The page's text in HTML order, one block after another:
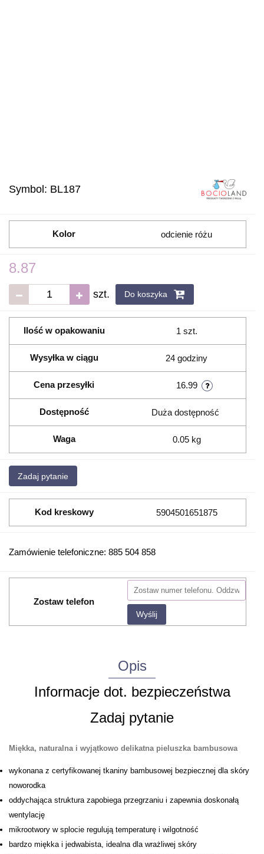
Symbol: BL187
Kolor odcienie różu
8.87
szt. Do koszyka
Ilość w opakowaniu 1 szt.
Wysyłka w ciągu 24 godziny
Cena przesyłki 16.99
Dostępność Duża dostępność
Waga 0.05 kg
Zadaj pytanie
Kod kreskowy 5904501651875
Zamówienie telefoniczne: 885 504 858
Zostaw telefon
Wyślij
Opis
Informacje dot. bezpieczeństwa
Zadaj pytanie
Miękka, naturalna i wyjątkowo delikatna pieluszka bambusowa
wykonana z certyfikowanej tkaniny bambusowej bezpiecznej dla skóry
noworodka
oddychająca struktura zapobiega przegrzaniu i zapewnia doskonałą
wentylację
mikrootwory w splocie regulują temperaturę i wilgotność
bardzo miękka i jedwabista, idealna dla wrażliwej skóry